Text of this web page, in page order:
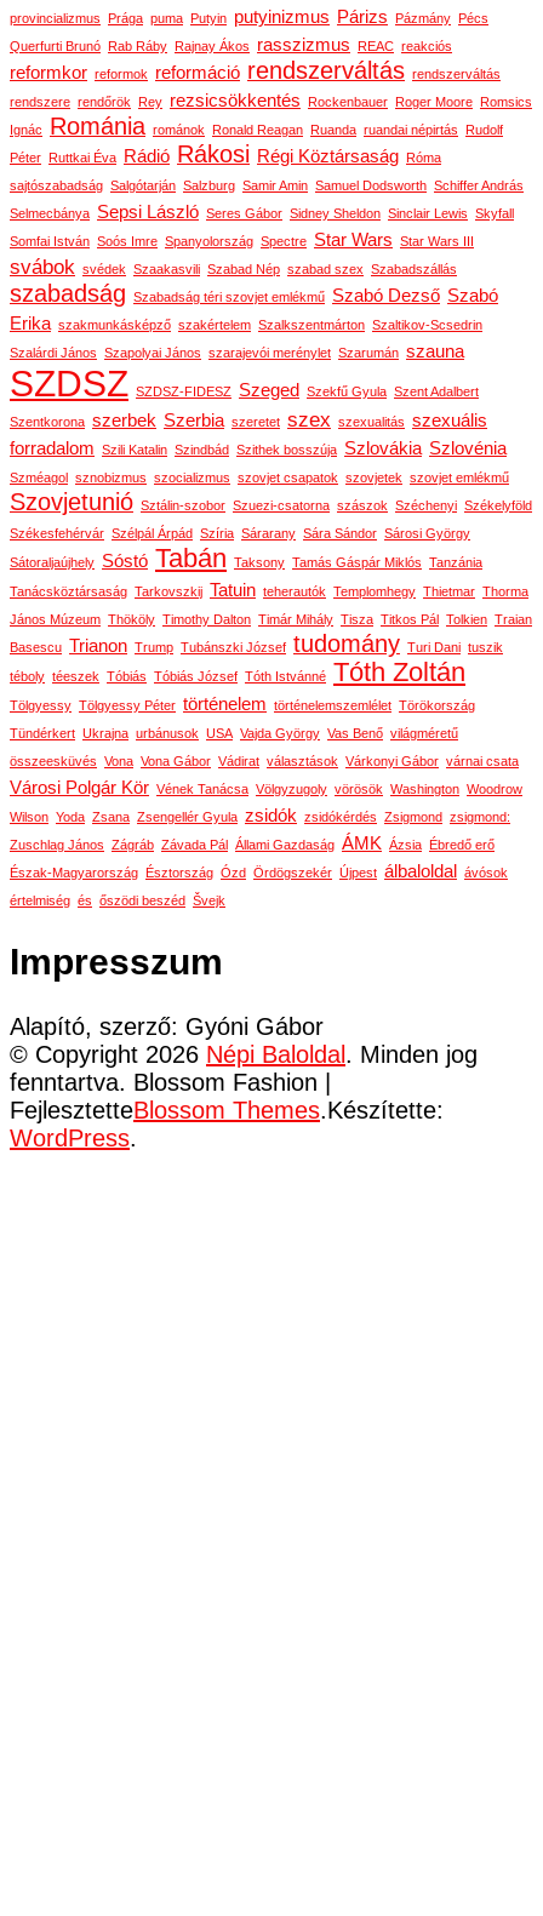
provincializmus
Prága puma Putyin putyinizmus Párizs Pázmány
Pécs
Querfurti Brunó
Rab Ráby Rajnay Ákos rasszizmus REAC reakciós
reformkor reformok reformáció rendszerváltás rendszerváltás
rendszere rendőrök Rey rezsicsökkentés Rockenbauer Roger Moore
Romsics
Ignác
Románia románok Ronald Reagan Ruanda ruandai népirtás
Rudolf
Péter
Ruttkai Éva Rádió Rákosi Régi Köztársaság
Róma
sajtószabadság Salgótarján Salzburg Samir Amin Samuel Dodsworth Schiffer András
Selmecbánya Sepsi László Seres Gábor Sidney Sheldon Sinclair Lewis Skyfall
Somfai István Soós Imre Spanyolország Spectre Star Wars Star Wars III
svábok svédek Szaakasvili Szabad Nép szabad szex Szabadszállás
szabadság Szabadság téri szovjet emlékmű Szabó Dezső Szabó
Erika szakmunkásképző szakértelem Szalkszentmárton Szaltikov-Scsedrin
Szalárdi János Szapolyai János szarajevói merénylet Szarumán szauna
SZDSZ SZDSZ-FIDESZ Szeged Szekfű Gyula Szent Adalbert
Szentkorona szerbek Szerbia szeretet szex szexualitás szexuális
forradalom Szili Katalin Szindbád Szithek bosszúja Szlovákia Szlovénia
Szméagol sznobizmus szocializmus szovjet csapatok szovjetek szovjet emlékmű
Szovjetunió Sztálin-szobor Szuezi-csatorna szászok Széchenyi Székelyföld
Székesfehérvár Szélpál Árpád Szíria Sárarany Sára Sándor Sárosi György
Sátoraljaújhely Sóstó Tabán Taksony Tamás Gáspár Miklós Tanzánia
Tanácsköztársaság Tarkovszkij Tatuin teherautók Templomhegy Thietmar Thorma
János Múzeum Thököly Timothy Dalton Timár Mihály Tisza Titkos Pál Tolkien Traian
Basescu Trianon Trump Tubánszki József tudomány Turi Dani tuszik
téboly téeszek Tóbiás Tóbiás József Tóth Istvánné Tóth Zoltán
Tölgyessy Tölgyessy Péter történelem történelemszemlélet Törökország
Tündérkert Ukrajna urbánusok USA Vajda György Vas Benő világméretű
összeesküvés Vona Vona Gábor Vádirat választások Várkonyi Gábor várnai csata
Városi Polgár Kör Vének Tanácsa Völgyzugoly vörösök Washington Woodrow
Wilson Yoda Zsana Zsengellér Gyula zsidók zsidókérdés Zsigmond zsigmond:
Zuschlag János Zágráb Závada Pál Állami Gazdaság ÁMK Ázsia
Ébredő erő
Észak-Magyarország
Észtország Ózd Ördögszekér Újpest álbaloldal
ávósok
értelmiség és őszödi beszéd Švejk
Impresszum
Alapító, szerző: Gyóni Gábor
© Copyright 2026 Népi Baloldal . Minden jog
fenntartva. Blossom Fashion |
FejlesztetteBlossom Themes.Készítette:
WordPress.